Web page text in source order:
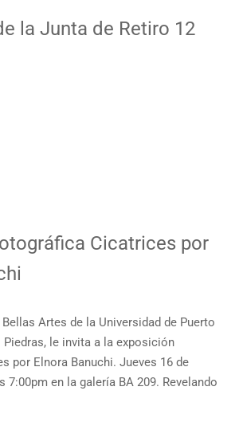
la Junta de Retiro 12
Cicatrices por
Artes de la Universidad de Puerto
Piedras, le invita a la exposición
por Elnora Banuchi. Jueves 16 de
7:00pm en la galería BA 209. Revelando